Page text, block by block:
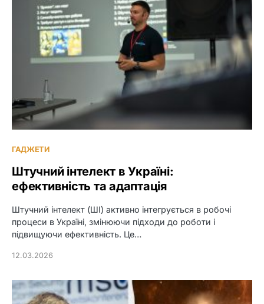
ГАДЖЕТИ
Штучний інтелект в Україні:
ефективність та адаптація
Штучний інтелект (ШІ) активно інтегрується в робочі
процеси в Україні, змінюючи підходи до роботи і
підвищуючи ефективність. Це…
12.03.2026